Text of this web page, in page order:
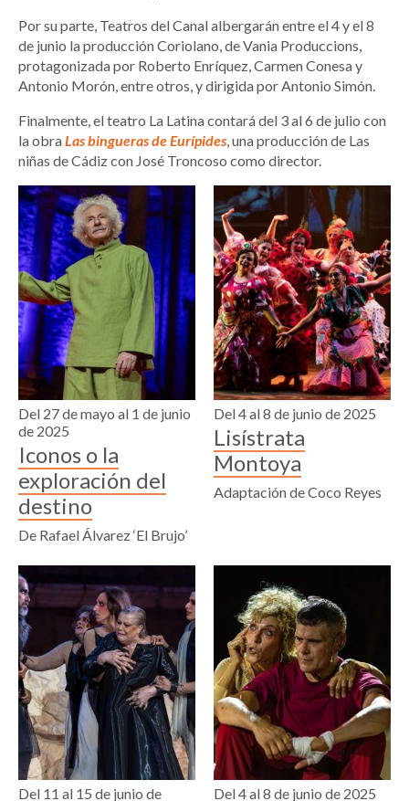
Por su parte, Teatros del Canal albergarán entre el 4 y el 8
de junio la producción Coriolano, de Vania Produccions,
protagonizada por Roberto Enríquez, Carmen Conesa y
Antonio Morón, entre otros, y dirigida por Antonio Simón.
Finalmente, el teatro La Latina contará del 3 al 6 de julio con
la obraLas bingueras de Eurípides, una producción de Las
niñas de Cádiz con José Troncoso como director.
Del 27 de mayo al 1 de junio
de 2025
Iconos o la
exploración del
destino
De Rafael Álvarez ‘El Brujo’
Del 4 al 8 de junio de 2025
Lisístrata
Montoya
Adaptación de Coco Reyes
Del 11 al 15 de junio de Del 4 al 8 de junio de 2025